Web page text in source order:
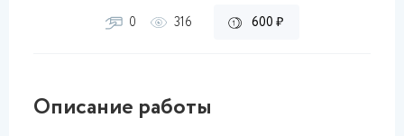
0 316 600 ₽
Описание работы